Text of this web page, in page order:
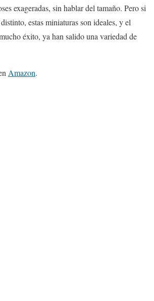
exageradas, sin hablar del tamaño. Pero si
estas miniaturas son ideales, y el
éxito, ya han salido una variedad de
Amazon.